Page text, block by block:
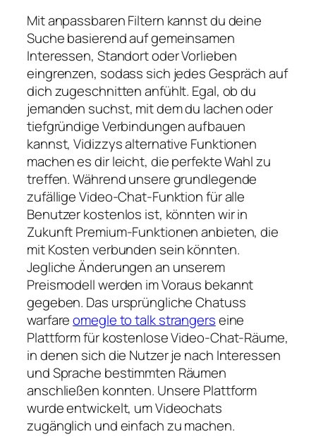
Mit anpassbaren Filtern kannst du deine
Suche basierend auf gemeinsamen
Interessen, Standort oder Vorlieben
eingrenzen, sodass sich jedes Gespräch auf
dich zugeschnitten anfühlt. Egal, ob du
jemanden suchst, mit dem du lachen oder
tiefgründige Verbindungen aufbauen
kannst, Vidizzys alternative Funktionen
machen es dir leicht, die perfekte Wahl zu
treffen. Während unsere grundlegende
zufällige Video-Chat-Funktion für alle
Benutzer kostenlos ist, könnten wir in
Zukunft Premium-Funktionen anbieten, die
mit Kosten verbunden sein könnten.
Jegliche Änderungen an unserem
Preismodell werden im Voraus bekannt
gegeben. Das ursprüngliche Chatuss
warfareomegle to talk strangerseine
Plattform für kostenlose Video-Chat-Räume,
in denen sich die Nutzer je nach Interessen
und Sprache bestimmten Räumen
anschließen konnten. Unsere Plattform
wurde entwickelt, um Videochats
zugänglich und einfach zu machen.